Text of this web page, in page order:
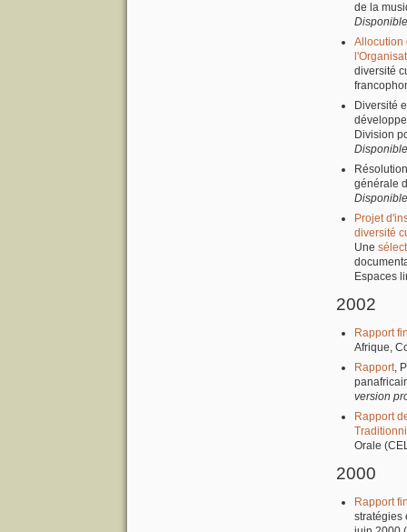
de la
Allocution
diversité
Diversité
Division
générale
Projet
diversité
Une
Espaces
2002
Rapport
Afrique,
Rapport ,
version
Rapport
Orale
2000
Rapport
stratégies